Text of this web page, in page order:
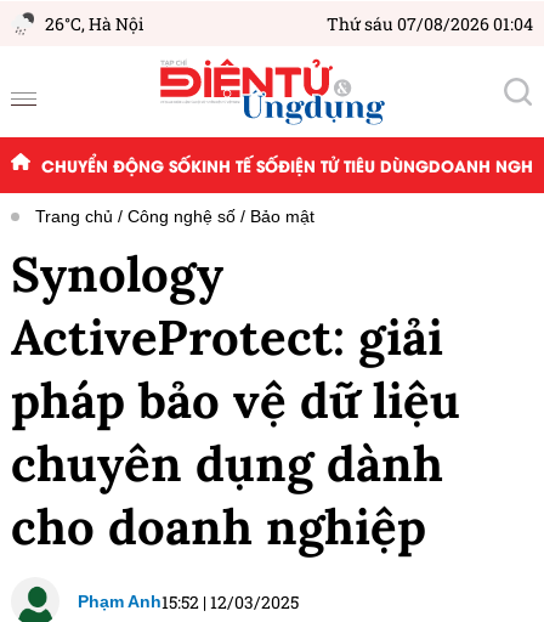
26°C,Hà Nội Thứ sáu 07/08/2026 01:04
CHUYỂN ĐỘNG SỐKINH TẾ SỐĐIỆN TỬ TIÊU DÙNGDOANH
Trang chủ Công nghệ số Bảo mật
Synology
ActiveProtect: giải
pháp bảo vệ dữ liệu
chuyên dụng dành
cho doanh nghiệp
Phạm Anh15:52 |12/03/2025